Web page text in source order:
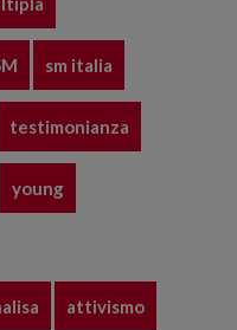
sm italia
testimonianza
young
attivismo